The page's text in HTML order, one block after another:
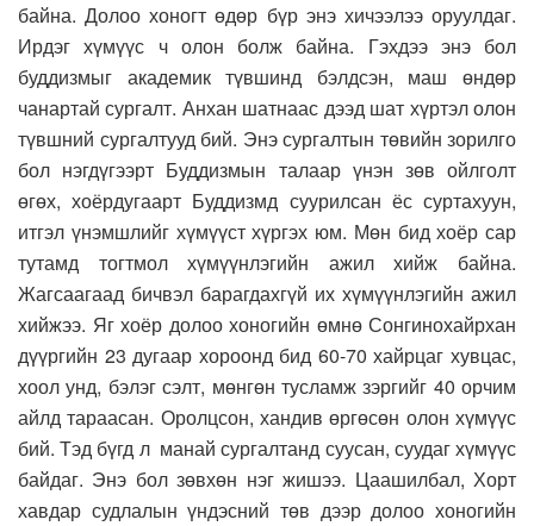
байна. Долоо хоногт өдөр бүр энэ хичээлээ оруулдаг.
Ирдэг хүмүүс ч олон болж байна. Гэхдээ энэ бол
буддизмыг академик түвшинд бэлдсэн, маш өндөр
чанартай сургалт. Анхан шатнаас дээд шат хүртэл олон
түвшний сургалтууд бий. Энэ сургалтын төвийн зорилго
бол нэгдүгээрт Буддизмын талаар үнэн зөв ойлголт
өгөх, хоёрдугаарт Буддизмд суурилсан ёс суртахуун,
итгэл үнэмшлийг хүмүүст хүргэх юм. Мөн бид хоёр сар
тутамд тогтмол хүмүүнлэгийн ажил хийж байна.
Жагсаагаад бичвэл барагдахгүй их хүмүүнлэгийн ажил
хийжээ. Яг хоёр долоо хоногийн өмнө Сонгинохайрхан
дүүргийн 23 дугаар хороонд бид 60-70 хайрцаг хувцас,
хоол унд, бэлэг сэлт, мөнгөн тусламж зэргийг 40 орчим
айлд тараасан. Оролцсон, хандив өргөсөн олон хүмүүс
бий. Тэд бүгд л манай сургалтанд суусан, суудаг хүмүүс
байдаг. Энэ бол зөвхөн нэг жишээ. Цаашилбал, Хорт
хавдар судлалын үндэсний төв дээр долоо хоногийн